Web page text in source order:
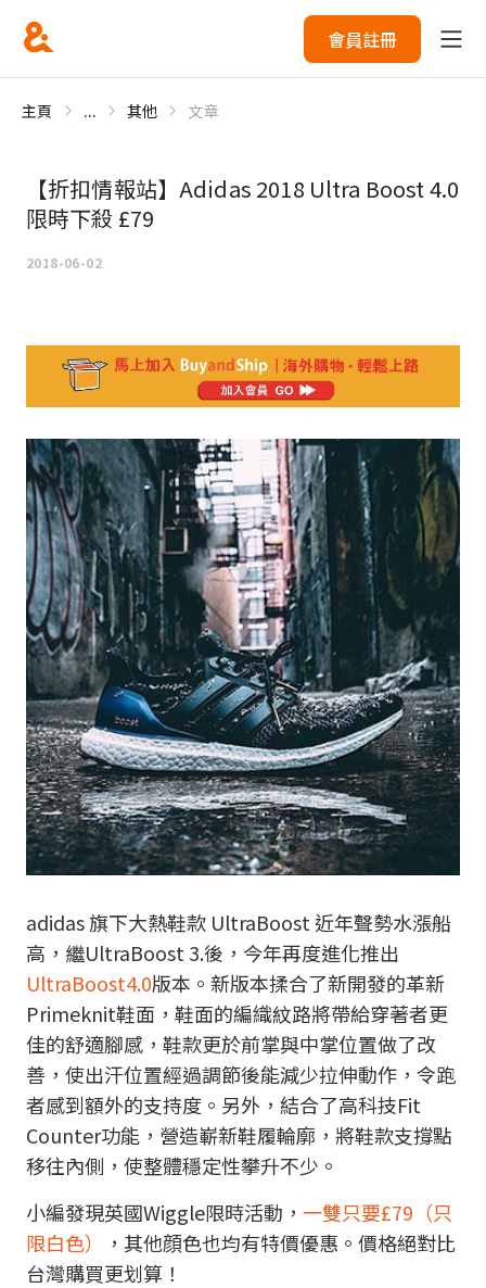
會員註冊
主頁 ... 其他 文章
【折扣情報站】Adidas 2018 Ultra Boost 4.0
限時下殺 £79
2018-06-02
adidas 旗下大熱鞋款 UltraBoost 近年聲勢水漲船
高，繼UltraBoost 3.後，今年再度進化推出
UltraBoost4.0版本。新版本揉合了新開發的革新
Primeknit鞋面，鞋面的編織紋路將帶給穿著者更
佳的舒適腳感，鞋款更於前掌與中掌位置做了改
善，使出汗位置經過調節後能減少拉伸動作，令跑
者感到額外的支持度。另外，結合了高科技Fit
Counter功能，營造嶄新鞋履輪廓，將鞋款支撐點
移往內側，使整體穩定性攀升不少。
小編發現英國Wiggle限時活動， 一雙只要£79（只
限白色）
，其他顔色也均有特價優惠。價格絕對比
台灣購買更划算！